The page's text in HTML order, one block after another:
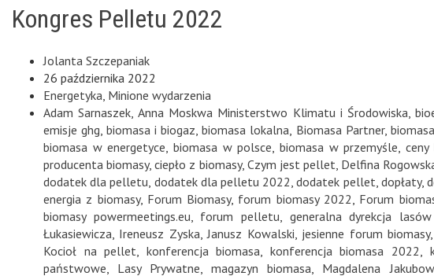
Kongres Pelletu 2022
Jolanta Szczepaniak
26 października 2022
Energetyka Minione wydarzenia
Adam Sarnaszek Anna Moskwa Ministerstwo Klimatu i Środowiska ,
emisje ghg ,biomasa i biogaz ,biomasa lokalna Biomasa Partner,
biomasa w energetyce biomasa w polsce biomasa w przemyśle ceny
producenta biomasy,ciepło z biomasy, Czym jest pellet Delfina
dodatek dla pelletu dodatek dla pelletu 2022 ,dodatek pellet dopłaty,
energia z biomasy, Forum Biomasy, forum biomasy 2022 Forum
biomasy powermeetings.eu
forum pelletu generalna dyrekcja
Łukasiewicza Ireneusz Zyska ,Janusz Kowalski jesienne forum biomasy,
Kocioł na pellet
konferencja biomasa konferencja biomasa 2022
państwowe
Lasy Prywatne ,magazyn biomasa Magdalena